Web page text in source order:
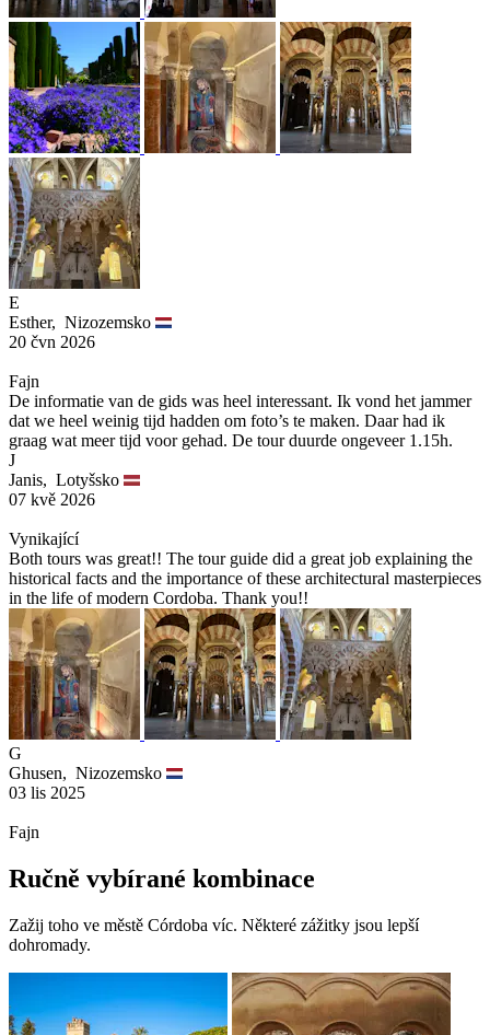
E
Esther, Nizozemsko
20 čvn 2026
Fajn
De informatie van de gids was heel interessant. Ik vond het jammer
dat we heel weinig tijd hadden om foto’s te maken. Daar had ik
graag wat meer tijd voor gehad. De tour duurde ongeveer 1.15h.
J
Janis, Lotyšsko
07 kvě 2026
Vynikající
Both tours was great!! The tour guide did a great job explaining the
historical facts and the importance of these architectural masterpieces
in the life of modern Cordoba. Thank you!!
G
Ghusen, Nizozemsko
03 lis 2025
Fajn
Ručně vybírané kombinace
Zažij toho ve městě Córdoba víc. Některé zážitky jsou lepší
dohromady.